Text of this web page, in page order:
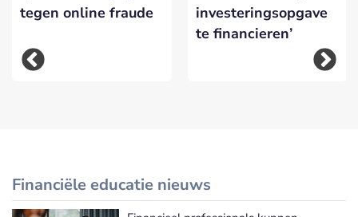
tegen online fraude
investeringsopgave
te financieren’
Financiële educatie nieuws